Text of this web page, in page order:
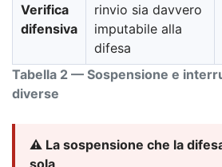
Tabella 2 — Sospensione e
diverse
Verifica
difensiva
rinvio sia davvero
imputabile alla
difesa
⚠️ La sospensione che la
sola